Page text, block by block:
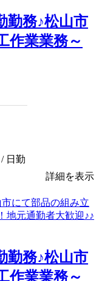
勤務♪松山市
作業業務～
日勤
詳細を表示
勤務♪松山市
作業業務～